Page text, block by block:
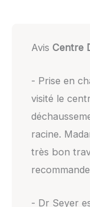
Avis Centre
- Prise en
visité le
racine.
très bon
- Dr Seyer